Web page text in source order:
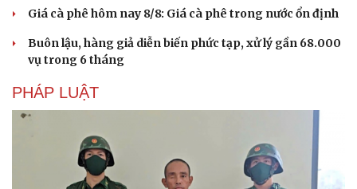
Sân khấu - Điện ảnh
Thời trang
Giá cà phê hôm nay 8/8: Giá cà phê trong nước ổn định
Buôn lậu, hàng giả diễn biến phức tạp, xử lý gần 68.000
vụ trong 6 tháng
PHÁP LUẬT